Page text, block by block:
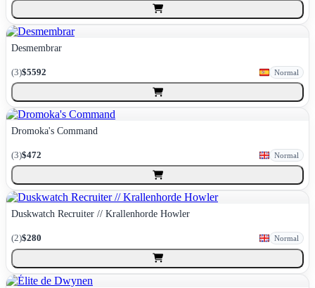
Desmembrar
(3)$5592 Normal
Dromoka's Command
(3)$472 Normal
Duskwatch Recruiter // Krallenhorde Howler
(2)$280 Normal